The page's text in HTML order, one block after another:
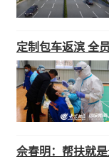
定制包车返滨 全
佘春明：帮扶就